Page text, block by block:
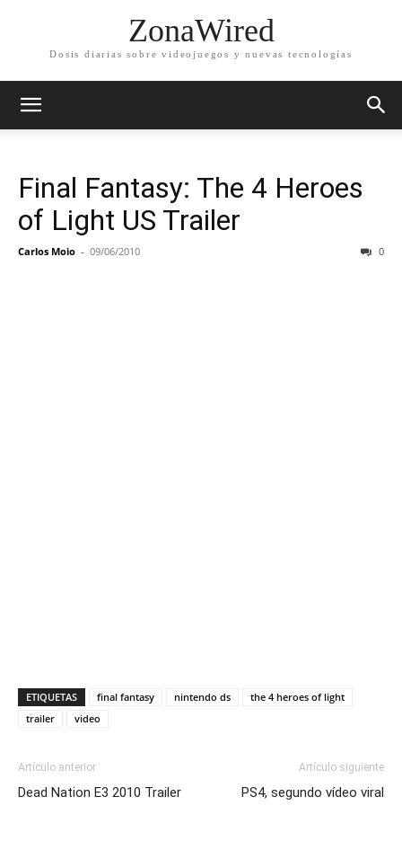
ZonaWired
Dosis diarias sobre videojuegos y nuevas tecnologías
Final Fantasy: The 4 Heroes
of Light US Trailer
Carlos Moio - 09/06/2010 0
ETIQUETAS final fantasy nintendo ds
the 4 heroes of light
trailer
video
Artículo anterior
Dead Nation E3 2010 Trailer
Artículo siguiente
PS4, segundo vídeo viral